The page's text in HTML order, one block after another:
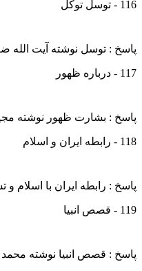
116 - توسل توکل
پاسخ : توسل نوشته آیت الله
117 - درباره ظهور
پاسخ : بشارت ظهور نوشته
118 - رابطه ایران و اسلام
پاسخ : رابطه ایران با اسلام و
119 - قصص انبیا
پاسخ : قصص انبیا نوشته